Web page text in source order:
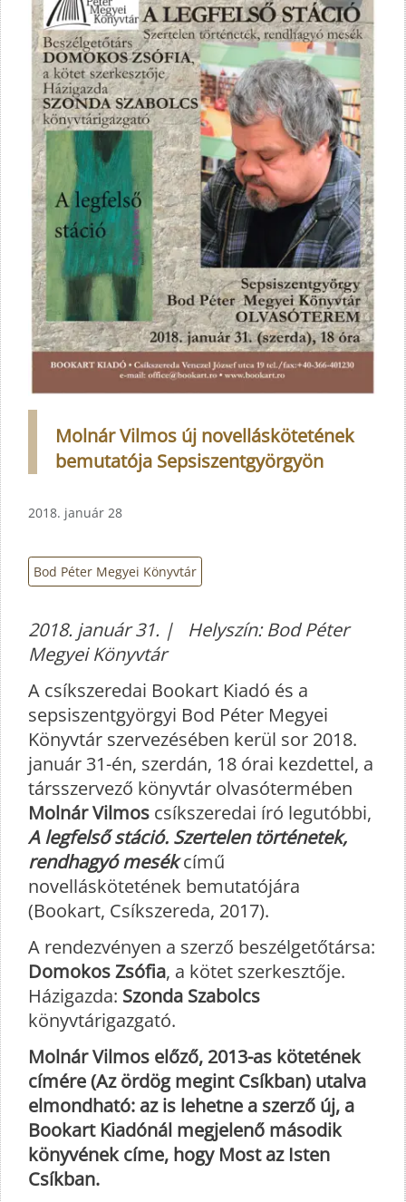
Molnár Vilmos új novelláskötetének
bemutatója Sepsiszentgyörgyön
2018. január 28
Bod Péter Megyei Könyvtár
2018. január 31. | Helyszín: Bod Péter
Megyei Könyvtár
A csíkszeredai Bookart Kiadó és a
sepsiszentgyörgyi Bod Péter Megyei
Könyvtár szervezésében kerül sor 2018.
január 31-én, szerdán, 18 órai kezdettel, a
társszervező könyvtár olvasótermében
Molnár Vilmos csíkszeredai író legutóbbi,
A legfelső stáció. Szertelen történetek,
rendhagyó mesék című
novelláskötetének bemutatójára
(Bookart, Csíkszereda, 2017).
A rendezvényen a szerző beszélgetőtársa:
Domokos Zsófia, a kötet szerkesztője.
Házigazda: Szonda Szabolcs
könyvtárigazgató.
Molnár Vilmos előző, 2013-as kötetének
címére (Az ördög megint Csíkban) utalva
elmondható: az is lehetne a szerző új, a
Bookart Kiadónál megjelenő második
könyvének címe, hogy Most az Isten
Csíkban.